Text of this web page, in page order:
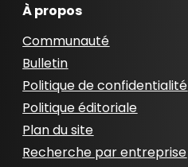
À propos
Communauté
Bulletin
Politique de confidentialité
Politique éditoriale
Plan du site
Recherche par entreprise